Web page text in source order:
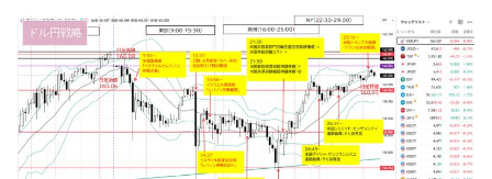
ドル円戦略